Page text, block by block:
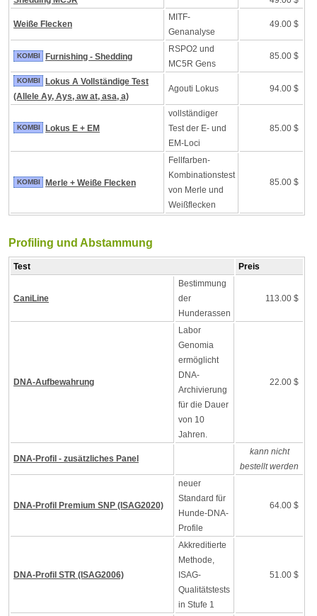
Weiße Flecken
MITF-
Genanalyse
49.00 $
KOMBI Furnishing - Shedding
RSPO2 und
MC5R Gens
85.00 $
KOMBI
Lokus A Vollständige Test
(Allele Ay, Ays, aw at, asa, a)
Agouti Lokus 94.00 $
KOMBI Lokus E + EM
vollständiger
Test der E- und
EM-Loci
85.00 $
KOMBI Merle + Weiße Flecken
Fellfarben-
Kombinationstest
von Merle und
Weißflecken
85.00 $
Profiling und Abstammung
Test Preis
CaniLine
Bestimmung
der
Hunderassen
113.00 $
DNA-Aufbewahrung
Labor
Genomia
ermöglicht
DNA-
Archivierung
für die Dauer
von 10
Jahren.
22.00 $
DNA-Profil - zusätzliches Panel
kann nicht
bestellt werden
DNA-Profil Premium SNP (ISAG2020)
neuer
Standard für
Hunde-DNA-
Profile
64.00 $
DNA-Profil STR (ISAG2006)
Akkreditierte
Methode,
ISAG-
Qualitätstests
in Stufe 1
51.00 $